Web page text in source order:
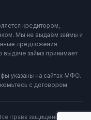
кредитором,
Мы не выдаём займы и
предложения
займа принимает
указаны на сайтах МФО.
с договором.
права защищены